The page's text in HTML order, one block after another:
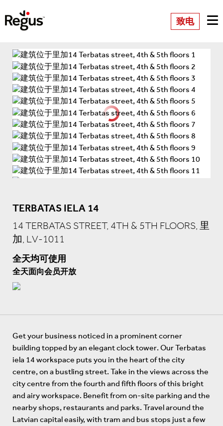
致电
TERBATAS IELA 14
14 TERBATAS STREET, 4TH & 5TH FLOORS, 里
加, LV-1011
全天均可使用
全天面向会员开放
Get your business noticed in a prominent corner
building topped by an elegant clock tower. Our Terbatas
iela 14 workspace puts you in the heart of the city
centre, on a bustling street. Take in the views across the
city centre from the fourth and fifth floors of this bright
and airy workspace. Benefit from on-site parking and the
nearby shops, restaurants and parks. Travel around the
Latvian capital easily, with tram and bus stops just a few